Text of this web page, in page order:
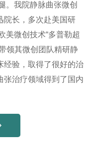
。我院静脉曲张微创
院长，多次赴美国研
美微创技术“多普勒超
领其微创团队精研静
经验，取得了很好的治
张治疗领域得到了国内